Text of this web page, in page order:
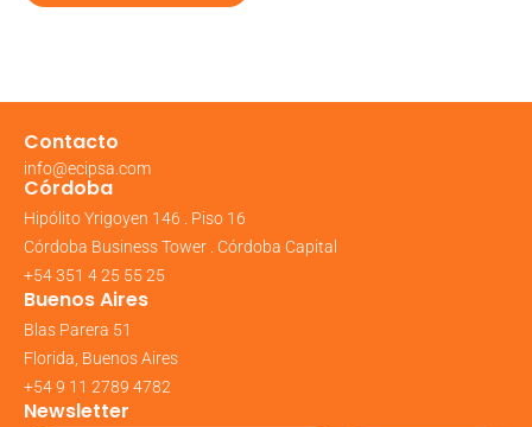
Contacto
info@ecipsa.com
Córdoba
Hipólito Yrigoyen 146 . Piso 16
Córdoba Business Tower . Córdoba Capital
+54 351 4 25 55 25
Buenos Aires
Blas Parera 51
Florida, Buenos Aires
+54 9 11 2789 4782
Newsletter